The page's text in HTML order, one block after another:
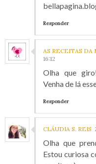
Responder
AS RECEITAS DA
16:12
Olha que
Venha de lá
Responder
CLÁUDIA S. REIS
Olha que
Estou curiosa